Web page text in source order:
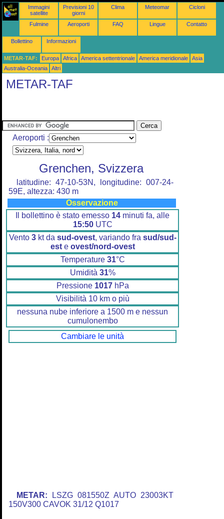
Immagini
satellite
Previsioni 10
giorni
Clima Meteomar Cicloni
Fulmine Aeroporti FAQ Lingue Contatto
Bollettino Informazioni
METAR-TAF: Europa Africa America settentrionale America meridionale
Asia
Australia-Oceania
Altri
METAR-TAF
Aeroporti :
Grenchen, Svizzera
latitudine: 47-10-53N, longitudine: 007-24-
59E, altezza: 430 m
Osservazione
Il bollettino è stato emesso 14 minuti fa, alle
15:50UTC
Vento 3kt da sud-ovest, variando fra sud/sud-
este ovest/nord-ovest
Temperature 31°C
Umidità 31%
Pressione 1017hPa
Visibilità 10 km o più
nessuna nube inferiore a 1500 m e nessun
cumulonembo
Cambiare le unità
METAR: LSZG 081550Z AUTO 23003KT
150V300 CAVOK 31/12 Q1017